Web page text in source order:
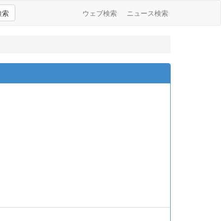
索 ウェブ検索 ニュース検索